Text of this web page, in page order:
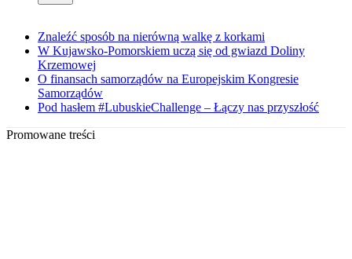
Znaleźć sposób na nierówną walkę z korkami
W Kujawsko-Pomorskiem uczą się od gwiazd Doliny
Krzemowej
O finansach samorządów na Europejskim Kongresie
Samorządów
Pod hasłem #LubuskieChallenge – Łączy nas przyszłość
Promowane treści